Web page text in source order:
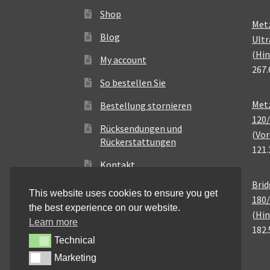
Shop
Blog
My account
So bestellen Sie
Bestellung stornieren
Rücksendungen und
Rückerstattungen
Kontakt
This website uses cookies to ensure you get
the best experience on our website.
Learn more
TechnicalTechnical
MarketingMarketing